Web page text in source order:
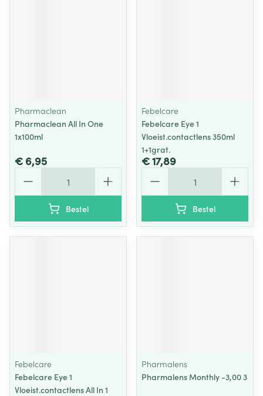
Pharmaclean
Pharmaclean All In One
1x100ml
€ 6,95
Bestel
Febelcare
Febelcare Eye 1
Vloeist.contactlens 350ml
1+1grat.
€ 17,89
Bestel
Febelcare
Febelcare Eye 1
Vloeist.contactlens All In 1
Pharmalens
Pharmalens Monthly -3,00 3